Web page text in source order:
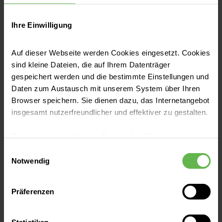
Ihre Einwilligung
Auf dieser Webseite werden Cookies eingesetzt. Cookies
sind kleine Dateien, die auf Ihrem Datenträger
gespeichert werden und die bestimmte Einstellungen und
Daten zum Austausch mit unserem System über Ihren
Browser speichern. Sie dienen dazu, das Internetangebot
insgesamt nutzerfreundlicher und effektiver zu gestalten.
eingesetzt werden.
Es steht Ihnen frei, unsere Seite mit nur den notwendigen
Cookies zu benutzen, eine individuelle Auswahl
oder durch Auswahl von „Alle Cookies akzeptieren“ in die
Notwendig
Präferenzen
Zur Auswahl stehen neben der
Verhütungspflaster, die 3-Monats-Spritze
sowie nicht-hormonelle Alternativen wie die
Kupferspirale.
Früherkennung im Blick mit
umfassender Krebsvorsorge
Ein weiterer wichtiger Fokus der Praxis ist die
Lebensjahr können jährliche gynäkologische